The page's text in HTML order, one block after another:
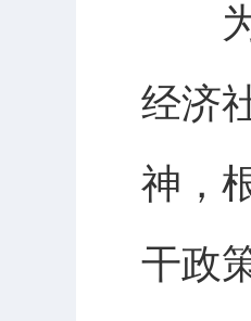
为
经济
神，
干政